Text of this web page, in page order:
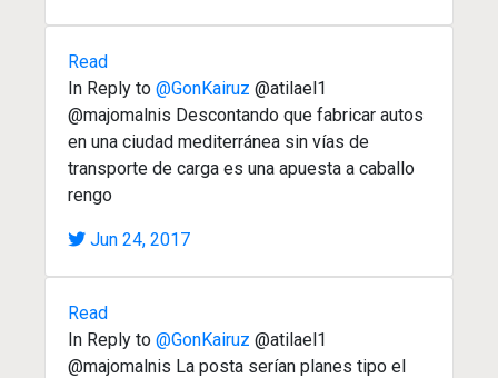
Read
In Reply to @GonKairuz @atilael1
@majomalnis Descontando que fabricar autos
en una ciudad mediterránea sin vías de
transporte de carga es una apuesta a caballo
rengo
Jun 24, 2017
Read
In Reply to @GonKairuz @atilael1
@majomalnis La posta serían planes tipo el